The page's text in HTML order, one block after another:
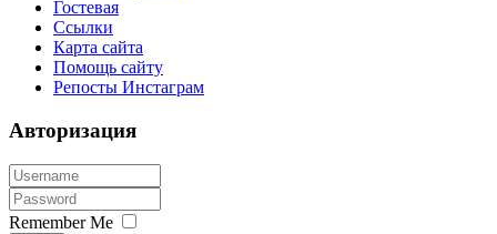
Гостевая
Ссылки
Карта сайта
Помощь сайту
Репосты Инстаграм
Авторизация
Remember Me